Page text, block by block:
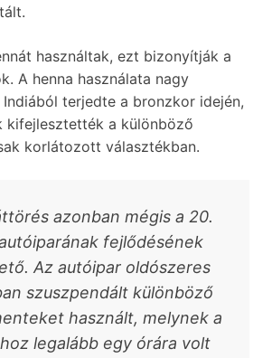
használtak, ezt bizonyítják a
A henna használata nagy
terjedte a bronzkor idején,
kifejlesztették a különböző
korlátozott választékban.
azonban mégis a 20.
fejlődésének
Az autóipar oldószeres
szuszpendált különböző
használt, melynek a
legalább egy órára volt